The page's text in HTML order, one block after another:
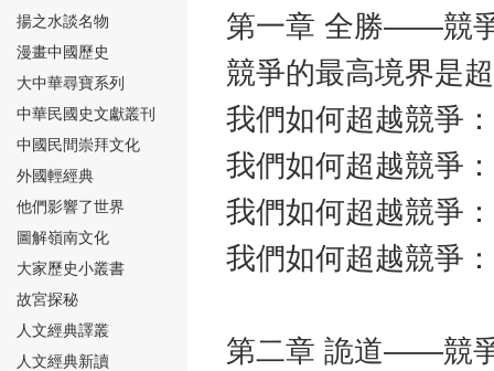
⑯
⑰
揚之水談名物
漫畫中國歷史
大中華尋寶系列
中華民國史文獻叢刊
中國民間崇拜文化
外國輕經典
他們影響了世界
圖解嶺南文化
大家歷史小叢書
故宮探秘
人文經典譯叢
人文經典新讀
第一章 全勝——競
競爭的最高境界是
我們如何超越競爭
我們如何超越競爭
我們如何超越競爭
我們如何超越競爭
第二章 詭道——競